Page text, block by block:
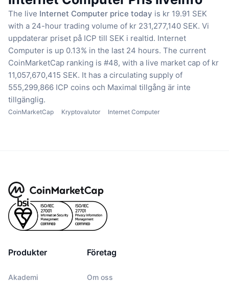
The live Internet Computer price today is kr 19.91 SEK
with a 24-hour trading volume of kr 231,277,140 SEK. Vi
uppdaterar priset på ICP till SEK i realtid. Internet
Computer is up 0.13% in the last 24 hours. The current
CoinMarketCap ranking is #48, with a live market cap of kr
11,057,670,415 SEK. It has a circulating supply of
555,299,866 ICP coins och Maximal tillgång är inte
tillgänglig.
CoinMarketCap Kryptovalutor Internet Computer
Produkter
Akademi
Företag
Om oss